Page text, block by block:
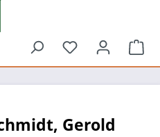
Du hast 0
Gerold